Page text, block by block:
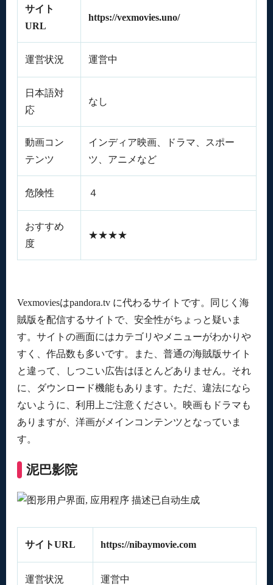
サイト
URL
https://vexmovies.uno/
運営状況 運営中
日本語対
応
なし
動画コン
テンツ
インディア映画、ドラマ、スポー
ツ、アニメなど
危険性 ４
おすすめ
度
★★★★
Vexmoviesはpandora.tv に代わるサイトです。同じく海
賊版を配信するサイトで、安全性がちょっと疑いま
す。サイトの画面にはカテゴリやメニューがわかりや
すく、作品数も多いです。また、普通の海賊版サイト
と違って、しつこい広告はほとんどありません。それ
に、ダウンロード機能もあります。ただ、違法になら
ないように、利用上ご注意ください。映画もドラマも
ありますが、洋画がメインコンテンツとなっていま
す。
泥巴影院
サイトURL https://nibaymovie.com
運営状況 運営中